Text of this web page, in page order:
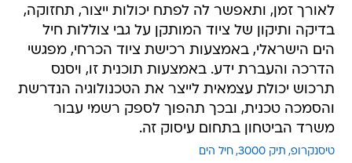
לאורך זמן, ותאפשר לה לפתח יכולות ייצור, תחזוקה,
בדיקה ותיקון של ציוד המותקן על גבי צוללות חיל
הים הישראלי, באמצעות רכישת ציוד הכרחי, מפגשי
הדרכה והעברת ידע. באמצעות תוכנית זו, ויסנס
תרכוש יכולת עצמאית לייצר את הטכנולוגיה הנדרשת
והסמכה טכנית, ובכך תהפוך לספק רשמי עבור
משרד הביטחון בתחום עיסוק זה.
טיסנקרופ תיק 3000 חיל הים